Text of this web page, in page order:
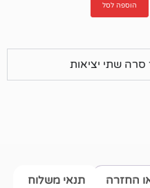
משלוח